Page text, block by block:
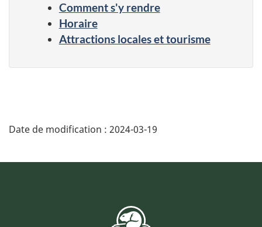
Comment s'y rendre
Horaire
Attractions locales et tourisme
Date de modification : 2024-03-19